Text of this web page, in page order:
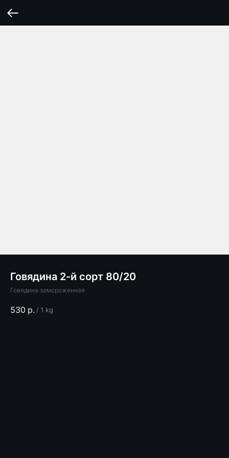
Говядина 2-й сорт 80/20
Говядина замороженная
530 р. / 1 kg